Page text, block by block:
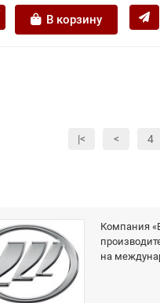
В корзину
|< < 4
Компания
на